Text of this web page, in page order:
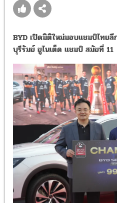
BYD เปิดมิติใหม่มอบแชมป์ไทย
บุรีรัมย์ ยูไนเต็ด แชมป์ สมัยที่ 11